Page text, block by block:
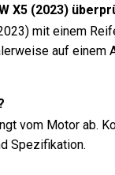
X5 (2023)
mit einem
auf einem
vom Motor ab.
Spezifikation.